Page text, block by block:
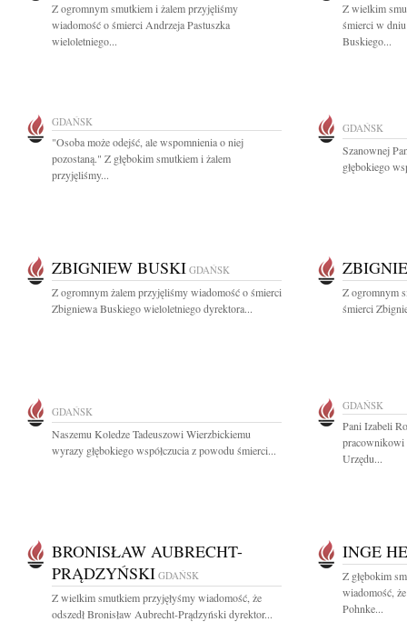
Z ogromnym smutkiem i żalem przyjęliśmy
wiadomość o śmierci Andrzeja Pastuszka
wieloletniego...
Z wielkim
śmierci w
Buskiego...
GDAŃSK
"Osoba może odejść, ale wspomnienia o niej
pozostaną." Z głębokim smutkiem i żalem
przyjęliśmy...
GDAŃSK
Szanownej
głębokiego
ZBIGNIEW BUSKI GDAŃSK
Z ogromnym żalem przyjęliśmy wiadomość o śmierci
Zbigniewa Buskiego wieloletniego dyrektora...
Z ogromnym
śmierci
GDAŃSK
Naszemu Koledze Tadeuszowi Wierzbickiemu
wyrazy głębokiego współczucia z powodu śmierci...
GDAŃSK
Pani Izabeli
pracownikowi
Urzędu...
BRONISŁAW AUBRECHT-
PRĄDZYŃSKI GDAŃSK
Z wielkim smutkiem przyjęłyśmy wiadomość, że
odszedł Bronisław Aubrecht-Prądzyński dyrektor...
INGE
Z głębokim
wiadomość,
Pohnke...